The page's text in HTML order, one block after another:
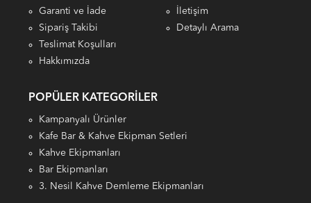
Garanti ve İade
Sipariş Takibi
Teslimat Koşulları
Hakkımızda
İletişim
Detaylı Arama
POPÜLER KATEGORILER
Kampanyalı Ürünler
Kafe Bar & Kahve Ekipman Setleri
Kahve Ekipmanları
Bar Ekipmanları
3. Nesil Kahve Demleme Ekipmanları